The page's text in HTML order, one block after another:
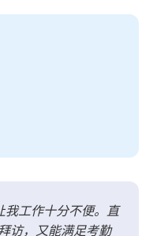
我工作十分不便。直
访，又能满足考勤